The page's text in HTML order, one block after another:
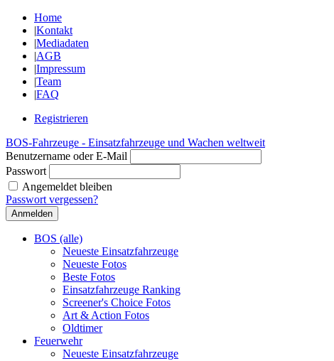
Home
|Kontakt
|Mediadaten
|AGB
|Impressum
|Team
|FAQ
Registrieren
BOS-Fahrzeuge - Einsatzfahrzeuge und Wachen weltweit
Benutzername oder E-Mail
Passwort
Angemeldet bleiben
Passwort vergessen?
BOS (alle)
Neueste Einsatzfahrzeuge
Neueste Fotos
Beste Fotos
Einsatzfahrzeuge Ranking
Screener's Choice Fotos
Art & Action Fotos
Oldtimer
Feuerwehr
Neueste Einsatzfahrzeuge